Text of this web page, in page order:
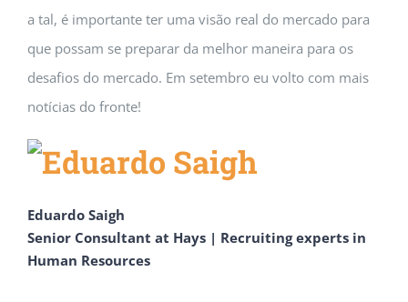
a tal, é importante ter uma visão real do mercado para
que possam se preparar da melhor maneira para os
desafios do mercado. Em setembro eu volto com mais
notícias do fronte!
Eduardo Saigh
Senior Consultant at Hays | Recruiting experts in
Human Resources